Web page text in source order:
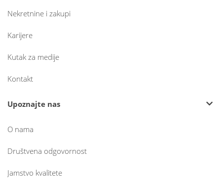
Nekretnine i zakupi
Karijere
Kutak za medije
Kontakt
Upoznajte nas
O nama
Društvena odgovornost
Jamstvo kvalitete